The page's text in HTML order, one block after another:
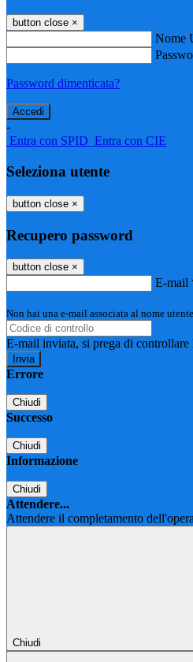
button close ×
Nome
Password dimenticata?
-
Entra con SPID Entra con CIE
Seleziona utente
button close ×
Recupero password
button close ×
E-mail
Non hai una e-mail associata al nome
E-mail inviata, si prega di controllare
Errore
Chiudi
Successo
Chiudi
Informazione
Chiudi
Attendere...
Attendere il completamento
Chiudi